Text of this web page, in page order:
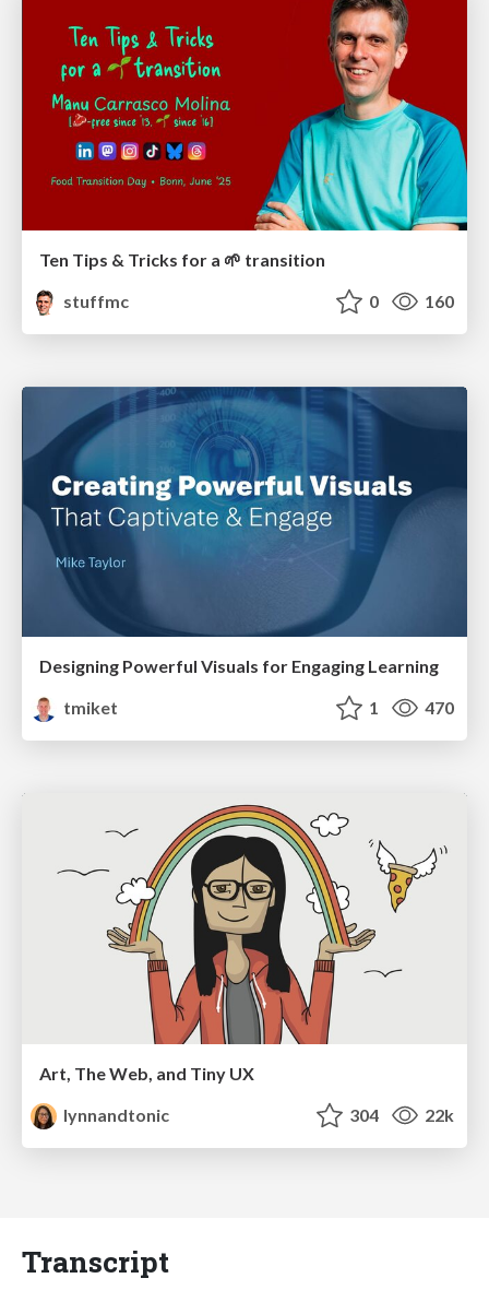
Ten Tips & Tricks for a 🌱 transition
stuffmc
0 160
Designing Powerful Visuals for Engaging Learning
tmiket
1 470
Art, The Web, and Tiny UX
lynnandtonic
304 22k
Transcript